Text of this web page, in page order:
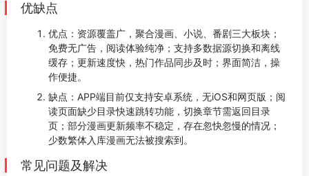
优缺点
优点：资源覆盖广，聚合漫画、小说、番剧三大板块；
免费无广告，阅读体验纯净；支持多数据源切换和离线
缓存；更新速度快，热门作品同步及时；界面简洁，操
作便捷。
缺点：APP端目前仅支持安卓系统，无iOS和网页版；阅
读页面缺少目录快速跳转功能，切换章节需返回目录
页；部分漫画更新频率不稳定，存在忽快忽慢的情况；
少数繁体入库漫画无法被搜索到。
常见问题及解决